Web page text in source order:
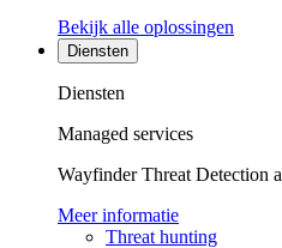
Bekijk alle oplossingen
Diensten
Diensten
Managed services
Wayfinder Threat Detection
Meer informatie
Threat hunting